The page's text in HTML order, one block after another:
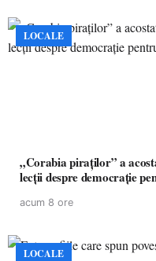
LOCALE
„Corabia piraților” a
lecții despre democrație
acum 8 ore
LOCALE